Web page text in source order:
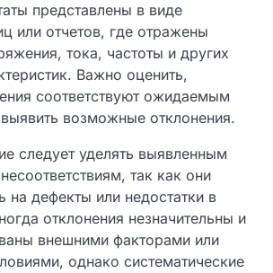
представлены в виде
или отчетов, где отражены
тока, частоты и других
Важно оценить,
соответствуют ожидаемым
возможные отклонения.
следует уделять выявленным
так как они
на дефекты или недостатки в
отклонения незначительны и
внешними факторами или
однако систематические